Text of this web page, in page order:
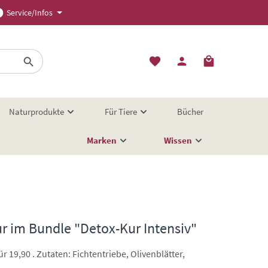
Service/Infos
Naturprodukte Für Tiere Bücher
Marken Wissen
im Bundle "Detox-Kur Intensiv"
19,90 . Zutaten: Fichtentriebe, Olivenblätter,